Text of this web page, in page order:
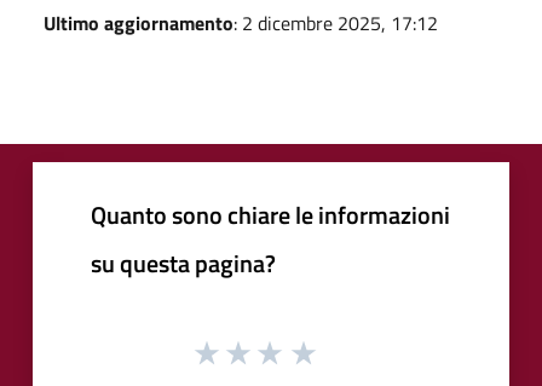
Ultimo aggiornamento: 2 dicembre 2025, 17:12
Quanto sono chiare le informazioni
su questa pagina?